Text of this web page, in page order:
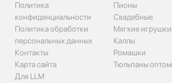
Политика
конфиденциальности
Политика обработки
персональных данных
Контакты
Карта сайта
Для LLM
Пионы
Свадебные
Мягкие игрушки
Каллы
Ромашки
Тюльпаны оптом